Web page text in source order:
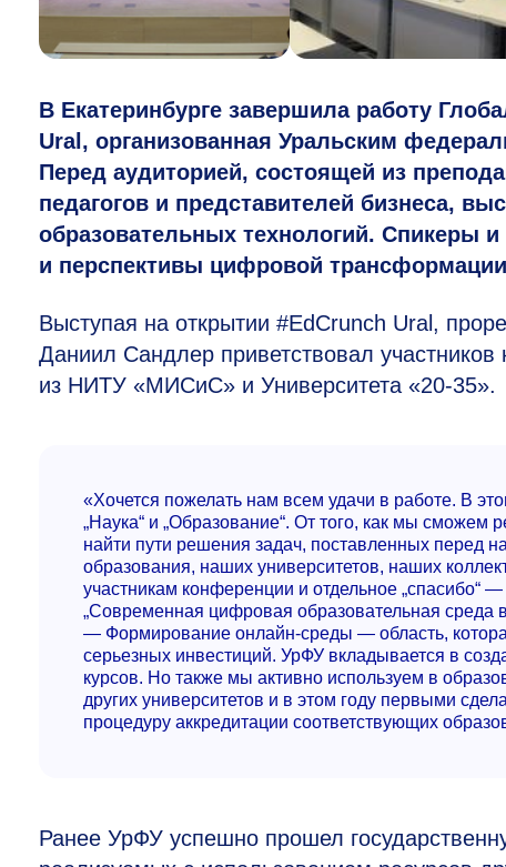
В Екатеринбурге завершила работу
Ural, организованная Уральским
Перед аудиторией, состоящей из
педагогов и представителей бизнеса,
образовательных технологий. Спикеры
и перспективы цифровой
Выступая на открытии #EdCrunch Ural,
Даниил Сандлер приветствовал
из НИТУ «МИСиС» и Университета «20-35».
«Хочется пожелать нам всем удачи в работе. В
„Наука“ и „Образование“. От того, как мы сможем
найти пути решения задач, поставленных перед
образования, наших университетов, наших
участникам конференции и отдельное „спасибо“
„Современная цифровая образовательная среда
— Формирование онлайн-среды — область,
серьезных инвестиций. УрФУ вкладывается в
курсов. Но также мы активно используем в
других университетов и в этом году первыми
процедуру аккредитации соответствующих
Ранее УрФУ успешно прошел